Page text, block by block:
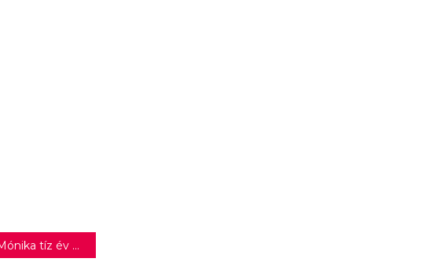
Ullmann Mónika tíz év után először látható zenés előadásban